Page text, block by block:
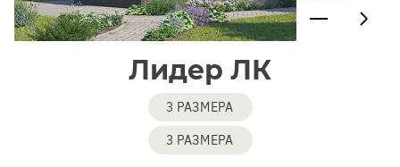
Лидер ЛК
3 РАЗМЕРА
3 РАЗМЕРА